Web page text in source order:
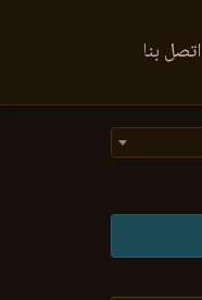
اتصل بنا